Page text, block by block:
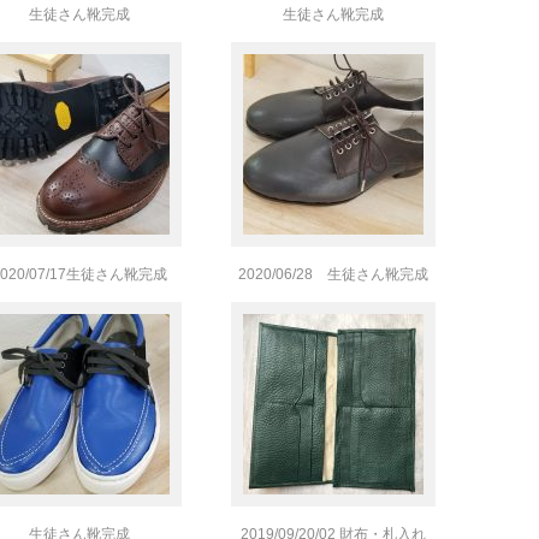
生徒さん靴完成 生徒さん靴完成
07/17生徒さん靴完成 2020/06/28 生徒さん靴完成
生徒さん靴完成 2019/09/20/02 財布・札入れ